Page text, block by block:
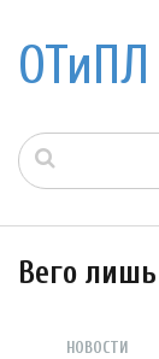
ОТиПЛ
Вего
НОВОСТИ